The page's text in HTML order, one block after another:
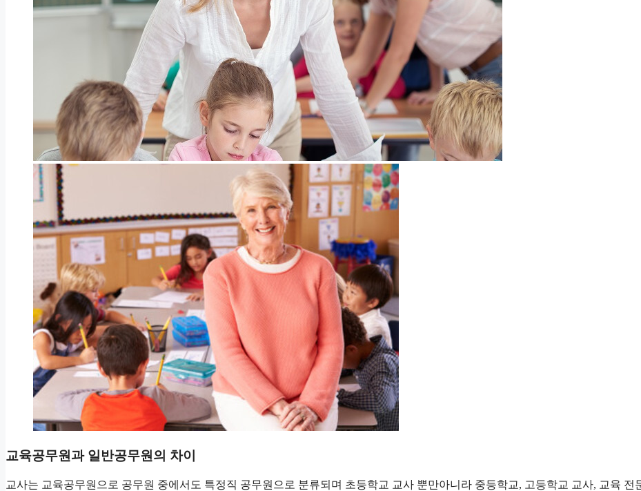
교육공무원과 일반공무원의 차이
교사는 교육공무원으로 공무원 중에서도 특정직 공무원으로 분류되며 초등학교 교사 뿐만아니라 중등학교, 고등학교 교사, 교육 전